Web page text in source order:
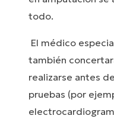
todo.
El médico
también
realizarse antes
pruebas (por